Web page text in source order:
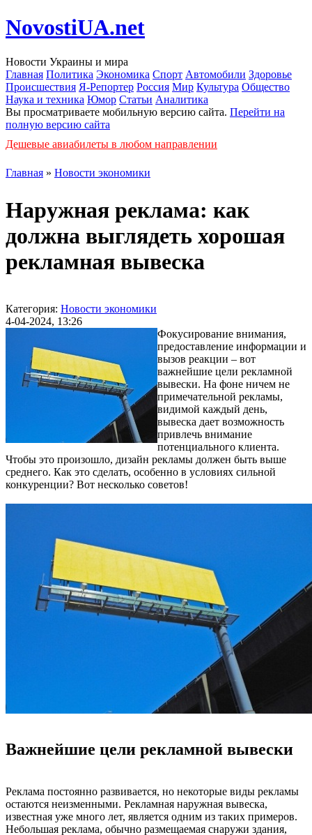
NovostiUA.net
Новости Украины и мира
Главная Политика Экономика Спорт Автомобили Здоровье
Происшествия Я-Репортер Россия Мир Культура Общество
Наука и техника Юмор Статьи Аналитика
Вы просматриваете мобильную версию сайта. Перейти на
полную версию сайта
Дешевые авиабилеты в любом направлении
Главная » Новости экономики
Наружная реклама: как
должна выглядеть хорошая
рекламная вывеска
Категория: Новости экономики
4-04-2024, 13:26
Фокусирование внимания,
предоставление информации и
вызов реакции – вот
важнейшие цели рекламной
вывески. На фоне ничем не
примечательной рекламы,
видимой каждый день,
вывеска дает возможность
привлечь внимание
потенциального клиента.
Чтобы это произошло, дизайн рекламы должен быть выше
среднего. Как это сделать, особенно в условиях сильной
конкуренции? Вот несколько советов!
Важнейшие цели рекламной вывески
Реклама постоянно развивается, но некоторые виды рекламы
остаются неизменными. Рекламная наружная вывеска,
известная уже много лет, является одним из таких примеров.
Небольшая реклама, обычно размещаемая снаружи здания,